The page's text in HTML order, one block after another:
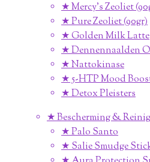
★ Mercy's Zeoliet
★ Pure Zeoliet (90gr)
★ Golden Milk Latte
★ Dennennaalden
★ Nattokinase
★ 5-HTP Mood
★ Detox Pleisters
★ Bescherming &
★ Palo Santo
★ Salie Smudge